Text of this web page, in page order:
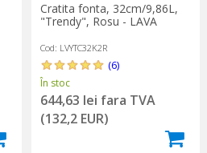
Cratita fonta, 32cm/9,86L,
"Trendy", Rosu - LAVA
Cod: LVYTC32K2R
(6)
În stoc
644,63 lei fara TVA
(132,2 EUR)